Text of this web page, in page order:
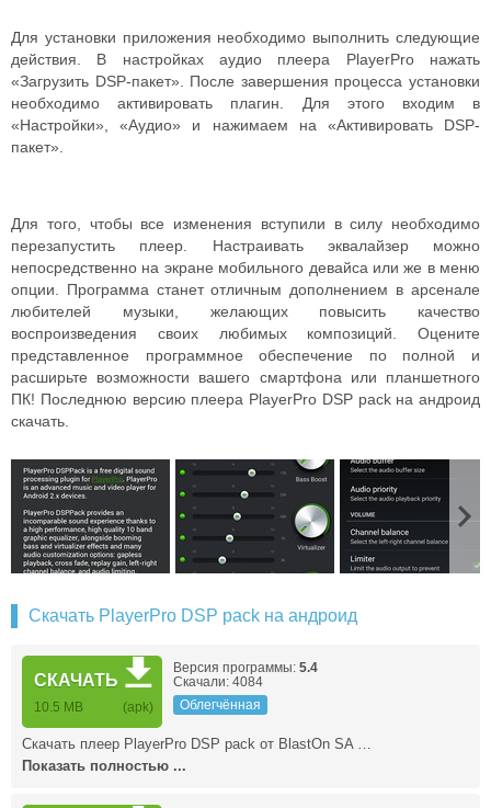
Для установки приложения необходимо выполнить следующие
действия. В настройках аудио плеера PlayerPro нажать
«Загрузить DSP-пакет». После завершения процесса установки
необходимо активировать плагин. Для этого входим в
«Настройки», «Аудио» и нажимаем на «Активировать DSP-
пакет».
Для того, чтобы все изменения вступили в силу необходимо
перезапустить плеер. Настраивать эквалайзер можно
непосредственно на экране мобильного девайса или же в меню
опции. Программа станет отличным дополнением в арсенале
любителей музыки, желающих повысить качество
воспроизведения своих любимых композиций. Оцените
представленное программное обеспечение по полной и
расширьте возможности вашего смартфона или планшетного
ПК! Последнюю версию плеера PlayerPro DSP pack на андроид
скачать.
Скачать PlayerPro DSP pack на андроид
СКАЧАТЬ
10.5 MB (apk)
Версия программы: 5.4
Скачали: 4084
Облегчённая
Скачать плеер PlayerPro DSP pack от BlastOn SA …
Показать полностью ...